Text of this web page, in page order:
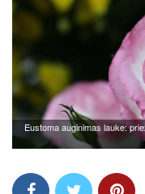
Eustoma auginimas lauke: